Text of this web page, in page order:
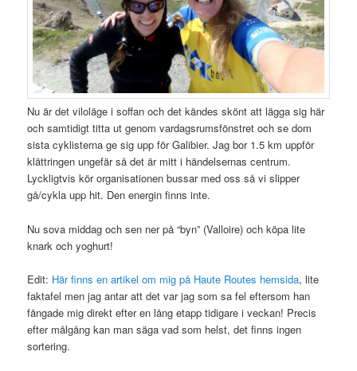
Nu är det viloläge i soffan och det kändes skönt att lägga sig här
och samtidigt titta ut genom vardagsrumsfönstret och se dom
sista cyklisterna ge sig upp för Galibier. Jag bor 1.5 km uppför
klättringen ungefär så det är mitt i händelsernas centrum.
Lyckligtvis kör organisationen bussar med oss så vi slipper
gå/cykla upp hit. Den energin finns inte.
Nu sova middag och sen ner på “byn” (Valloire) och köpa lite
knark och yoghurt!
Edit: Här finns en artikel om mig på Haute Routes hemsida, lite
faktafel men jag antar att det var jag som sa fel eftersom han
fångade mig direkt efter en lång etapp tidigare i veckan! Precis
efter målgång kan man säga vad som helst, det finns ingen
sortering.